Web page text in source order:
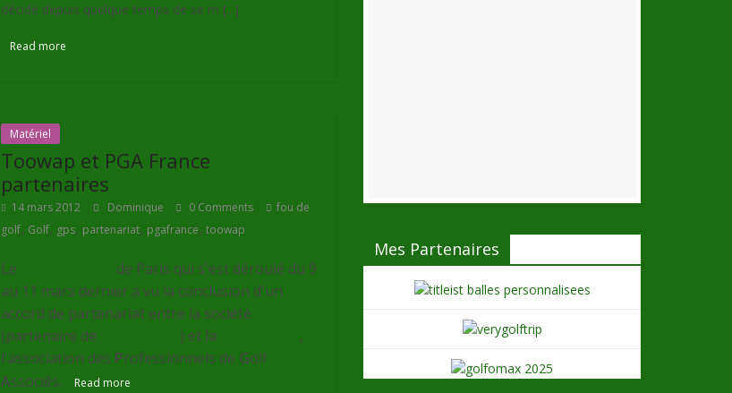
décidé depuis quelque temps de se m [...]
Read more
Matériel
Toowap et PGA France
partenaires
14 mars 2012 Dominique 0 Comments
fou de
golf, Golf, gps, partenariat, pgafrance,toowap
Le
de Paris qui s'est déroulé du 9
au 11 mars dernier a vu la conclusion d'un
accord de partenariat entre la société
(partenaire de
) et la
,
l'association des Professionnels de Golf
Associés. Read more
Mes Partenaires